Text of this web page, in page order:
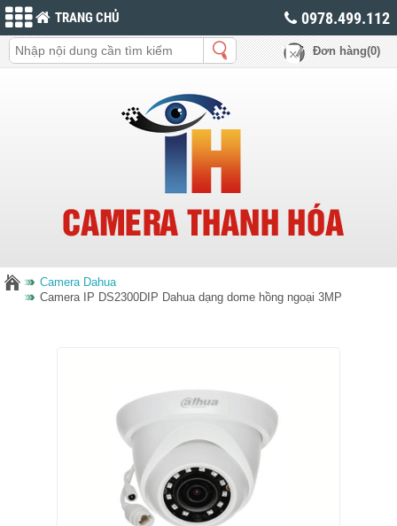
TRANG CHỦ 0978.499.112
Đơn hàng(0)
Camera Dahua
Camera IP DS2300DIP Dahua dạng dome hồng ngoại 3MP